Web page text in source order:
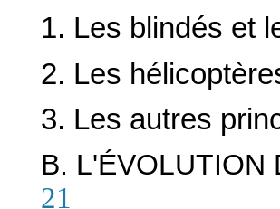
1. Les blindés et
2. Les
3. Les autres
B. L'ÉVOLUTION
21